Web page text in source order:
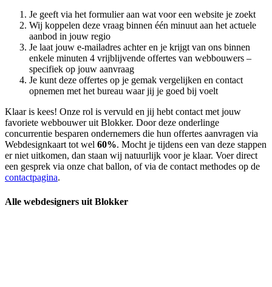
Je geeft via het formulier aan wat voor een website je zoekt
Wij koppelen deze vraag binnen één minuut aan het actuele
aanbod in jouw regio
Je laat jouw e-mailadres achter en je krijgt van ons binnen
enkele minuten 4 vrijblijvende offertes van webbouwers –
specifiek op jouw aanvraag
Je kunt deze offertes op je gemak vergelijken en contact
opnemen met het bureau waar jij je goed bij voelt
Klaar is kees! Onze rol is vervuld en jij hebt contact met jouw
favoriete webbouwer uit Blokker. Door deze onderlinge
concurrentie besparen ondernemers die hun offertes aanvragen via
Webdesignkaart tot wel 60%. Mocht je tijdens een van deze stappen
er niet uitkomen, dan staan wij natuurlijk voor je klaar. Voer direct
een gesprek via onze chat ballon, of via de contact methodes op de
contactpagina.
Alle webdesigners uit Blokker